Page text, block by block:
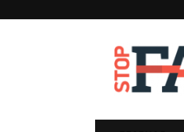
StopFake